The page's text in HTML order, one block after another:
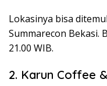
Lokasinya bisa
Summarecon Bekasi.
21.00 WIB.
2. Karun Coffee